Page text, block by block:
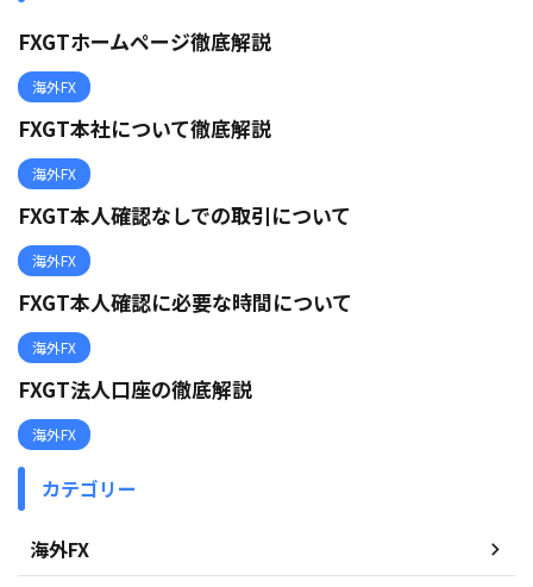
FXGTホームページ徹底解説
海外FX
FXGT本社について徹底解説
海外FX
FXGT本人確認なしでの取引について
海外FX
FXGT本人確認に必要な時間について
海外FX
FXGT法人口座の徹底解説
海外FX
カテゴリー
海外FX